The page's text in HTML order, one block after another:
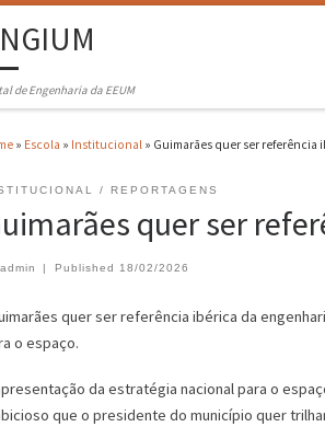
de Engenharia da EEUM
» Escola » Institucional » Guimarães quer ser referência
REPORTAGENS
quer ser
admin | Published 18/02/2026
quer ser referência ibérica da
o espaço.
da estratégia nacional para o
que o presidente do município quer